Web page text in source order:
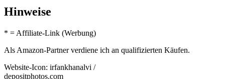
Hinweise
* = Affiliate-Link (Werbung)
Als Amazon-Partner verdiene ich an qualifizierten Käufen.
Website-Icon: irfankhanalvi /
depositphotos.com